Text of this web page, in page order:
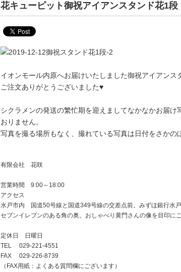
花キューピット御祝アイアンスタンド花1段
イオンモール内原へお届けいたしました御祝アイアンス
ご注文ありがとうございました♥
シクラメンの発送の繁忙期を迎えましてなかなかお届け
おりません。
写真を撮る場所もなく、撮れている写真は日付をさかの
有限会社 花咲
営業時間 9:00～18:00
アクセス
水戸市内 国道50号線と国道349号線の交差点前。みずほ銀行水
セブンイレブンのある角の奥。おしゃべり黄門さんの像を目印に
定休日 日曜日
TEL 029-221-4551
FAX 029-226-8739
（FAX用紙：よくある質問欄にございます）